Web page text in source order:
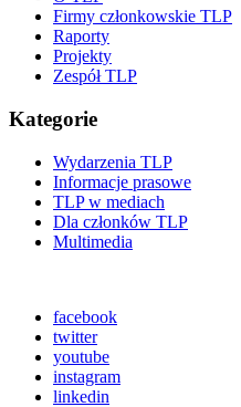
Firmy członkowskie TLP
Raporty
Projekty
Zespół TLP
Kategorie
Wydarzenia TLP
Informacje prasowe
TLP w mediach
Dla członków TLP
Multimedia
facebook
twitter
youtube
instagram
linkedin